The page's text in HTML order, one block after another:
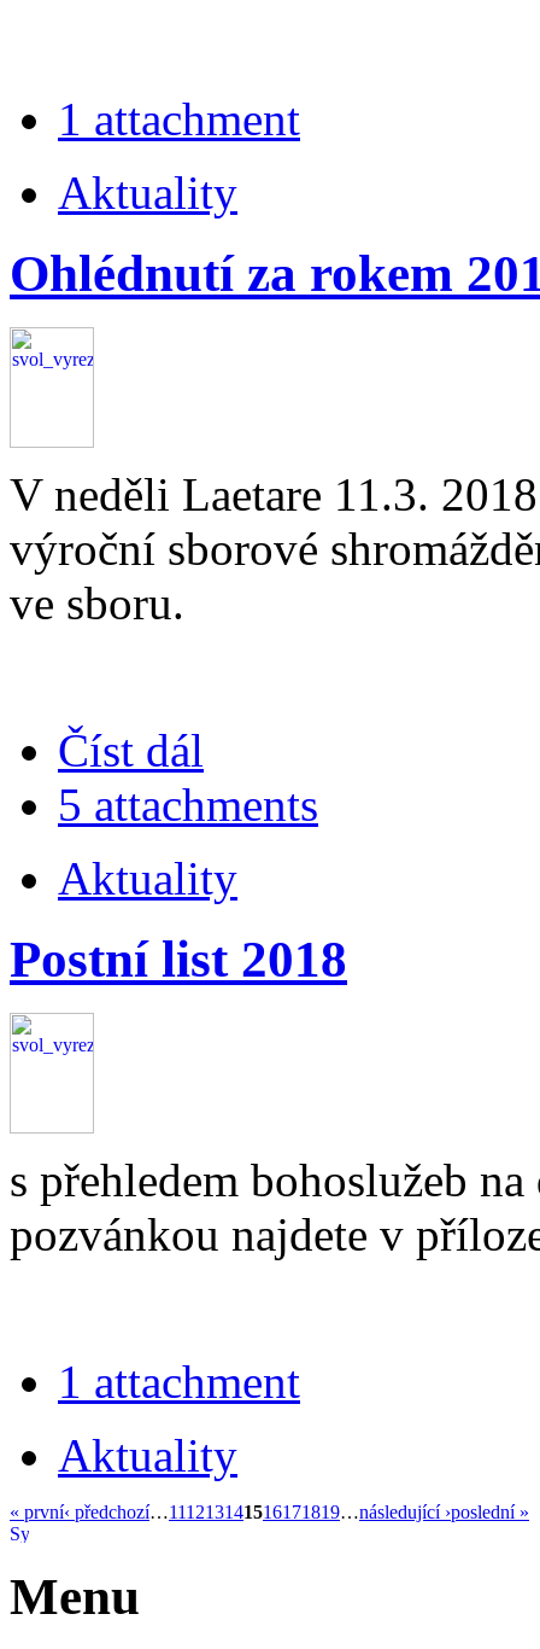
1 attachment
Aktuality
Ohlédnutí za rokem
V neděli Laetare 11.3.
výroční sborové
ve sboru.
Číst dál
5 attachments
Aktuality
Postní list 2018
s přehledem bohoslužeb
pozvánkou najdete v
1 attachment
Aktuality
« první‹ předchozí…111213141516171819…následující ›poslední »
Menu